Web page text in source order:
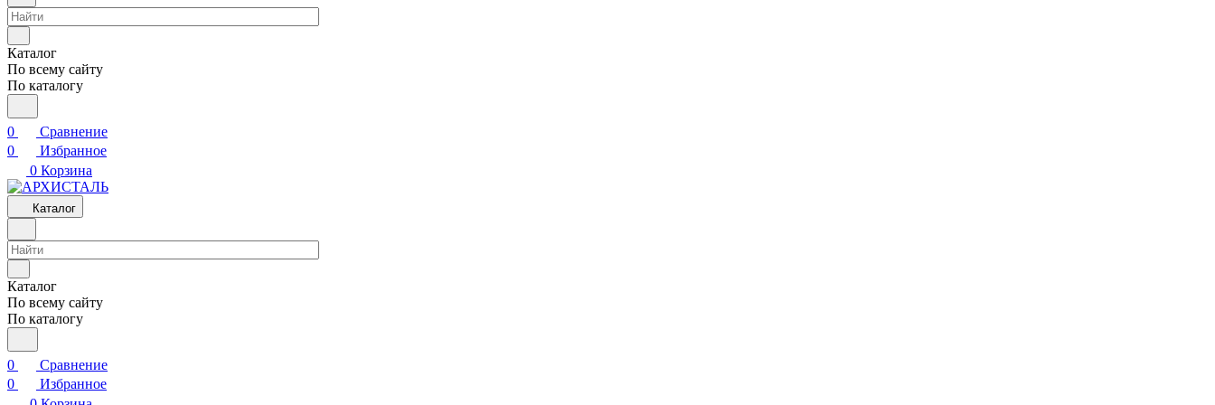
Каталог
По всему сайту
По каталогу
0
Сравнение
0
Избранное
0 Корзина
Каталог
Каталог
По всему сайту
По каталогу
0
Сравнение
0
Избранное